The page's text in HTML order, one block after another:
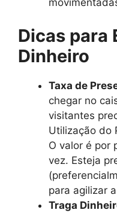
Dicas para
Dinheiro
Taxa de
chegar no
visitantes
Utilização do
O valor é por
vez. Esteja
para agilizar
Traga